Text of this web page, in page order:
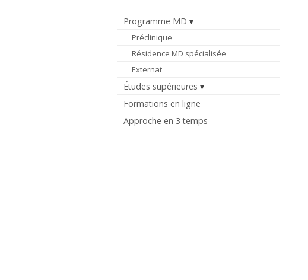
Programme MD
Préclinique
Résidence MD spécialisée
Externat
Études supérieures
Formations en ligne
Approche en 3 temps